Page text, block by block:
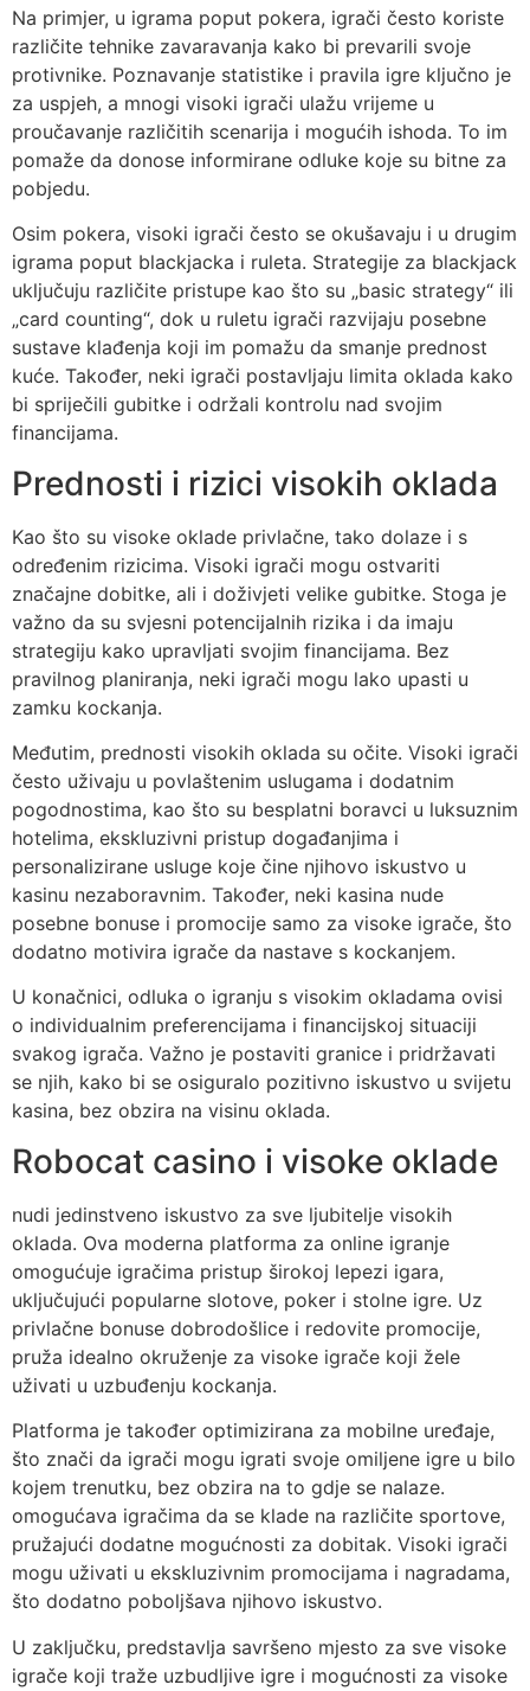
Na primjer, u igrama poput pokera, igrači često koriste
različite tehnike zavaravanja kako bi prevarili svoje
protivnike. Poznavanje statistike i pravila igre ključno je
za uspjeh, a mnogi visoki igrači ulažu vrijeme u
proučavanje različitih scenarija i mogućih ishoda. To im
pomaže da donose informirane odluke koje su bitne za
pobjedu.
Osim pokera, visoki igrači često se okušavaju i u drugim
igrama poput blackjacka i ruleta. Strategije za blackjack
uključuju različite pristupe kao što su „basic strategy“ ili
„card counting“, dok u ruletu igrači razvijaju posebne
sustave klađenja koji im pomažu da smanje prednost
kuće. Također, neki igrači postavljaju limita oklada kako
bi spriječili gubitke i održali kontrolu nad svojim
financijama.
Prednosti i rizici visokih oklada
Kao što su visoke oklade privlačne, tako dolaze i s
određenim rizicima. Visoki igrači mogu ostvariti
značajne dobitke, ali i doživjeti velike gubitke. Stoga je
važno da su svjesni potencijalnih rizika i da imaju
strategiju kako upravljati svojim financijama. Bez
pravilnog planiranja, neki igrači mogu lako upasti u
zamku kockanja.
Međutim, prednosti visokih oklada su očite. Visoki igrači
često uživaju u povlaštenim uslugama i dodatnim
pogodnostima, kao što su besplatni boravci u luksuznim
hotelima, ekskluzivni pristup događanjima i
personalizirane usluge koje čine njihovo iskustvo u
kasinu nezaboravnim. Također, neki kasina nude
posebne bonuse i promocije samo za visoke igrače, što
dodatno motivira igrače da nastave s kockanjem.
U konačnici, odluka o igranju s visokim okladama ovisi
o individualnim preferencijama i financijskoj situaciji
svakog igrača. Važno je postaviti granice i pridržavati
se njih, kako bi se osiguralo pozitivno iskustvo u svijetu
kasina, bez obzira na visinu oklada.
Robocat casino i visoke oklade
nudi jedinstveno iskustvo za sve ljubitelje visokih
oklada. Ova moderna platforma za online igranje
omogućuje igračima pristup širokoj lepezi igara,
uključujući popularne slotove, poker i stolne igre. Uz
privlačne bonuse dobrodošlice i redovite promocije,
pruža idealno okruženje za visoke igrače koji žele
uživati u uzbuđenju kockanja.
Platforma je također optimizirana za mobilne uređaje,
što znači da igrači mogu igrati svoje omiljene igre u bilo
kojem trenutku, bez obzira na to gdje se nalaze.
omogućava igračima da se klade na različite sportove,
pružajući dodatne mogućnosti za dobitak. Visoki igrači
mogu uživati u ekskluzivnim promocijama i nagradama,
što dodatno poboljšava njihovo iskustvo.
U zaključku, predstavlja savršeno mjesto za sve visoke
igrače koji traže uzbudljive igre i mogućnosti za visoke